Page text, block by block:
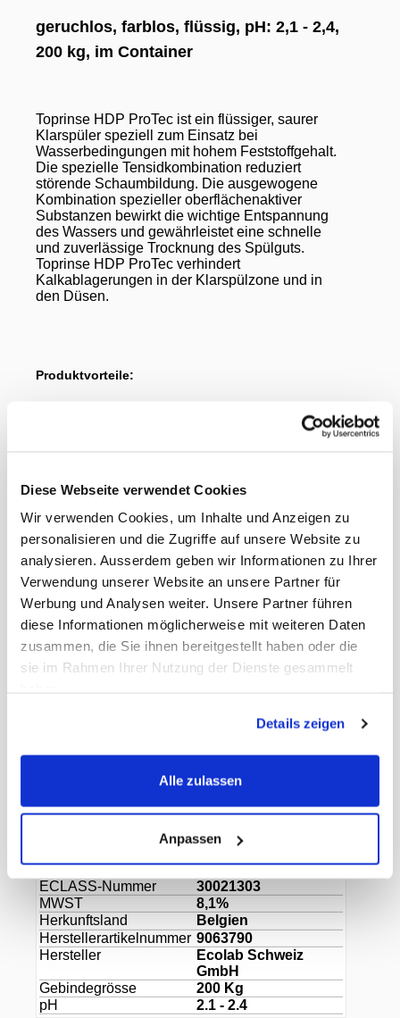
Diese Webseite verwendet Cookies
Wir verwenden Cookies, um Inhalte und Anzeigen zu
personalisieren und die Zugriffe auf unsere Website zu
analysieren. Ausserdem geben wir Informationen zu Ihrer
Verwendung unserer Website an unsere Partner für
Werbung und Analysen weiter. Unsere Partner führen
diese Informationen möglicherweise mit weiteren Daten
zusammen, die Sie ihnen bereitgestellt haben oder die
sie im Rahmen Ihrer Nutzung der Dienste gesammelt
Details zeigen
Alle zulassen
Anpassen
geruchlos, farblos, flüssig, pH: 2,1 - 2,4,
200 kg, im Container
Toprinse HDP ProTec ist ein flüssiger, saurer
Klarspüler speziell zum Einsatz bei
Wasserbedingungen mit hohem Feststoffgehalt.
Die spezielle Tensidkombination reduziert
störende Schaumbildung. Die ausgewogene
Kombination spezieller oberflächenaktiver
Substanzen bewirkt die wichtige Entspannung
des Wassers und gewährleistet eine schnelle
und zuverlässige Trocknung des Spülguts.
Toprinse HDP ProTec verhindert
Kalkablagerungen in der Klarspülzone und in
den Düsen.
Produktvorteile:
• Kein direkter Kontakt
• Integrierte Auffangwanne
Anwendungsbereiche:
grosse Anwendungsbereiche mit zentralen
Gewicht Liefereinheit
232.50 kg
2
Marke
Toprinse
ECLASS-Nummer
30021303
MWST
8,1%
Herkunftsland
Belgien
Herstellerartikelnummer 9063790
Hersteller
Ecolab Schweiz
GmbH
Gebindegrösse
200 Kg
pH
2.1 - 2.4